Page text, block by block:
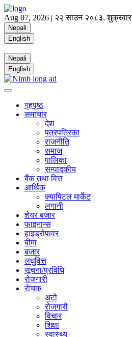
Aug 07, 2026 | २२ साउन २०८३, शुक्रवार
Nepali
English
Nepali
English
गृहपृष्ठ
समाचार
देश
पत्रपत्रिका
राजनीति
समाज
पालिका
सम्पादकीय
बैंक तथा वित्त
आर्थिक
क्यापिटल मार्केट
लगानी
शेयर बजार
फाइनान्स
हाइड्रोपावर
बीमा
बजार
लघुवित्त
सूचना/प्रविधि
रोजगारी
राेचक
अटो
रोजगारी
विचार
शिक्षा
स्वास्थ्य